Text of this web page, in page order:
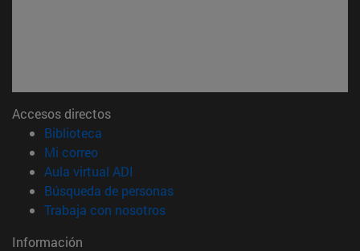
Accesos directos
Biblioteca
Mi correo(abre en nueva ventana)
Aula virtual ADI
Búsqueda de personas(abre en nueva ventana)
Trabaja con nosotros(abre en nueva ventana)
Información